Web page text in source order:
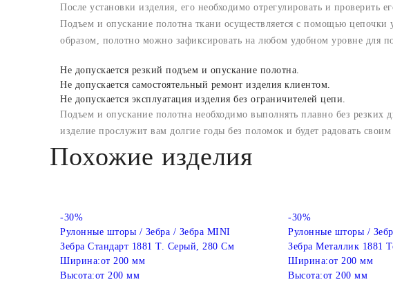
После установки изделия, его необходимо отрегулировать и проверить
Подъем и опускание полотна ткани осуществляется с помощью
образом, полотно можно зафиксировать на любом удобном уровне для
Не допускается резкий подъем и опускание полотна.
Не допускается самостоятельный ремонт изделия клиентом.
Не допускается эксплуатация изделия без ограничителей цепи.
Подъем и опускание полотна необходимо выполнять плавно без
изделие прослужит вам долгие годы без поломок и будет радовать
Похожие изделия
-30%
Рулонные шторы / Зебра / Зебра MINI
Зебра Стандарт 1881 Т. Серый, 280 См
Ширина:от 200 мм
Высота:от 200 мм
-30%
Рулонные шторы /
Зебра Металлик 1881
Ширина:от 200 мм
Высота:от 200 мм